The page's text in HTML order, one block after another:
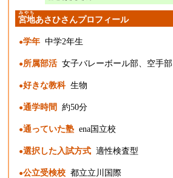
宮地
みやち
あさひさんプロフィール
学年 中学2年生
所属部活 女子バレーボール部、空手部
好きな教科 生物
通学時間 約50分
通っていた塾 ena国立校
選択した入試方式 適性検査型
公立受検校 都立立川国際